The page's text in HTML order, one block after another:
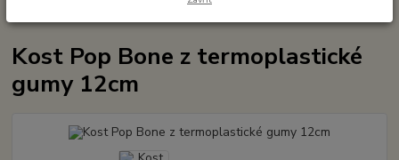
Kost Pop Bone z termoplastické
gumy 12cm